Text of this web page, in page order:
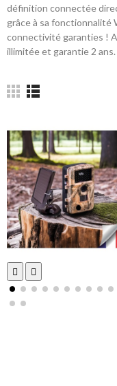
définition connectée
grâce à sa fonctionnalité
connectivité garanties !
illimitée et garantie 2 ans.